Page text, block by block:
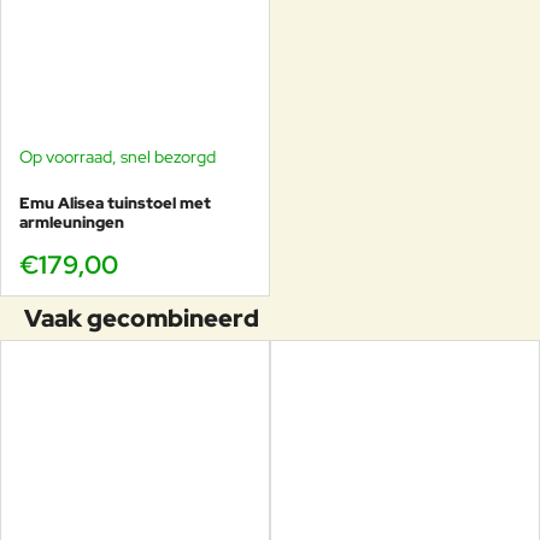
Plus4 220→330×90cm
Plus4 Imperial 220→330×110cm
met extra breedte en luxe (88kg).
Perfect te combineren met EMU
Op voorraad, snel bezorgd
Emu Alisea tuinstoel met
armleuningen
€179,00
Vaak gecombineerd